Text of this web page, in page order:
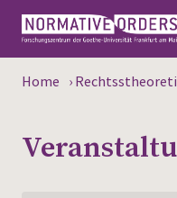
Über
Home ›